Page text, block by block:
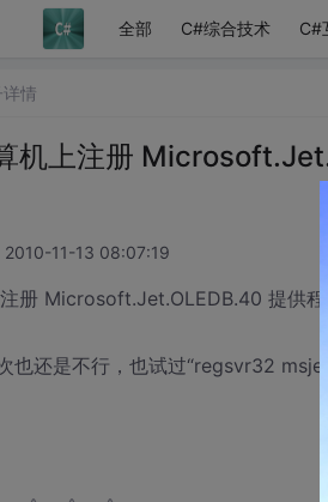
全部 C#综合技术
情
机上注册
2010-11-13 08:07:19
册 Microsoft.Jet.OLEDB.40 提供
也还是不行，也试过“regsvr32